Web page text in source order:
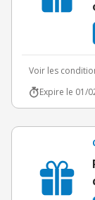
Voir les
Expire le 01/